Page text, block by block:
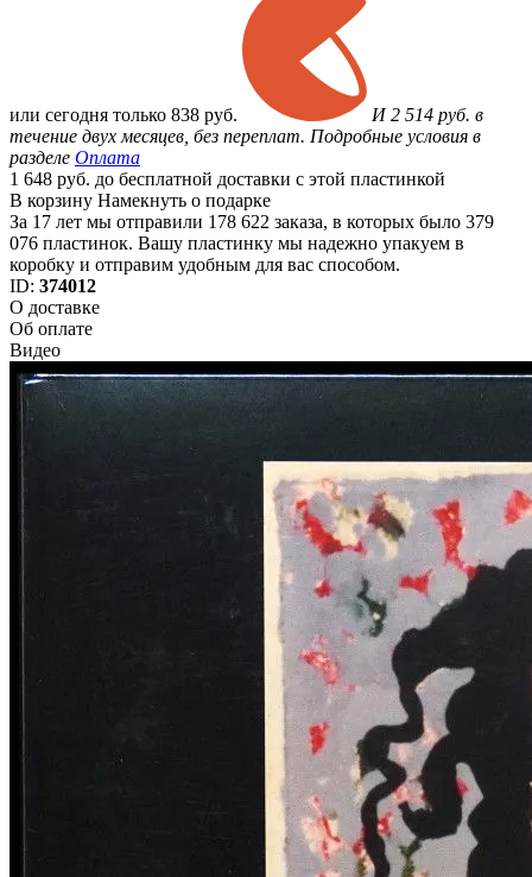
или сегодня только 838 руб.
И 2 514 руб. в
течение двух месяцев, без переплат. Подробные условия в
разделе Оплата
1 648 руб. до бесплатной доставки с этой пластинкой
В корзину Намекнуть о подарке
За 17 лет мы отправили 178 622 заказа, в которых было 379
076 пластинок. Вашу пластинку мы надежно упакуем в
коробку и отправим удобным для вас способом.
ID: 374012
О доставке
Об оплате
Видео